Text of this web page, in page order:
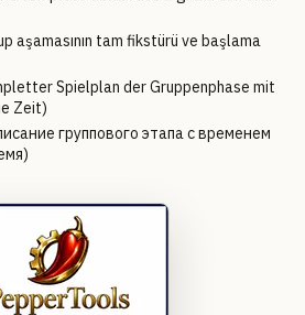
aşamasının tam fikstürü ve başlama
Spielplan der Gruppenphase mit
Zeit)
группового этапа с временем